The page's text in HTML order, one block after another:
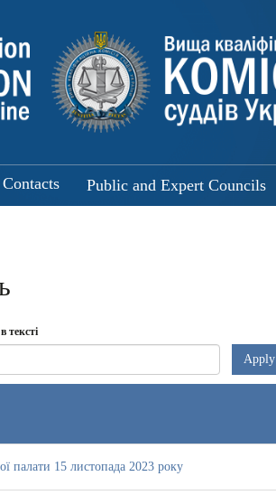
Contacts Public and Expert Councils
тексті
Apply
палати 15 листопада 2023 року